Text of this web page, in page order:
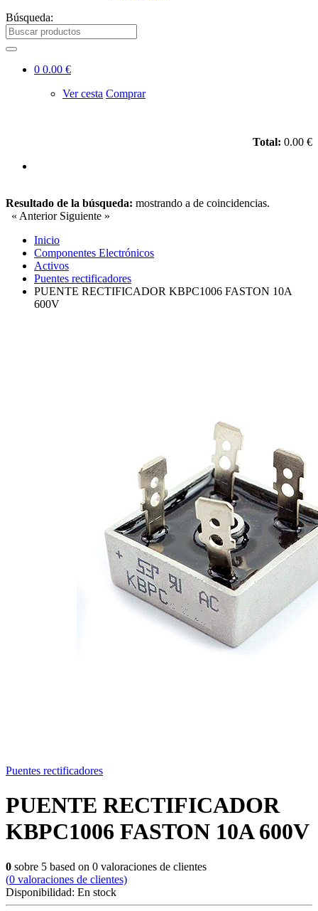
Búsqueda:
0 0.00 €
Ver cesta Comprar
Total: 0.00 €
Resultado de la búsqueda: mostrando a de coincidencias.
« Anterior Siguiente »
Inicio
Componentes Electrónicos
Activos
Puentes rectificadores
PUENTE RECTIFICADOR KBPC1006 FASTON 10A
600V
Puentes rectificadores
PUENTE RECTIFICADOR
KBPC1006 FASTON 10A 600V
0 sobre 5 based on 0 valoraciones de clientes
(0 valoraciones de clientes)
Disponibilidad: En stock